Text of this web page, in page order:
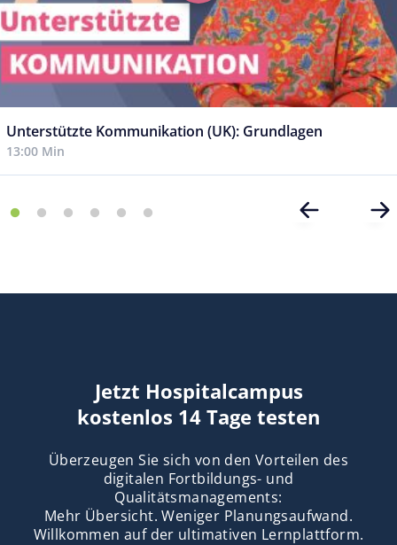
Unterstützte Kommunikation (UK): Grundlagen
13:00 Min
Jetzt Hospitalcampus
kostenlos 14 Tage testen
Überzeugen Sie sich von den Vorteilen des
digitalen Fortbildungs- und
Qualitätsmanagements:
Mehr Übersicht. Weniger Planungsaufwand.
Willkommen auf der ultimativen Lernplattform.